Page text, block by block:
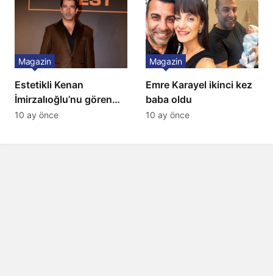
Estetikli Kenan
İmirzalıoğlu’nu gören
tanıyamıyor: Son hali
Magazin
10 ay önce
Emre Karayel ikinci kez
baba oldu
Magazin
10 ay önce